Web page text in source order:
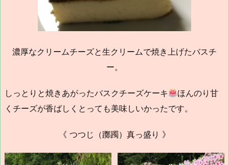
濃厚なクリームチーズと生クリームで焼き上げたバスチ
ー。
しっとりと焼きあがったバスクチーズケーキ
ほんのり甘
くチーズが香ばしくとっても美味しいかったです。
《 つつじ（躑躅）真っ盛り 》